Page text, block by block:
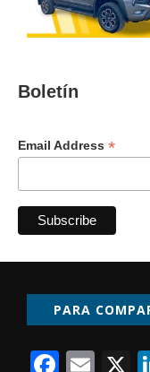
Boletín
Email Address *
PARA